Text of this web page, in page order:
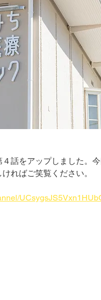
４話をアップしました。
ればご笑覧ください。